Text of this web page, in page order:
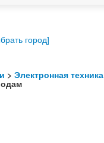
город]
> Электронная техника